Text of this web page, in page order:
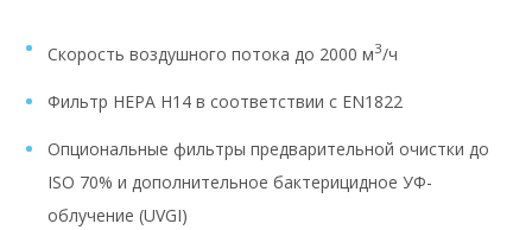
Скорость воздушного потока до 2000 м3/ч
Фильтр HEPA H14 в соответствии с EN1822
Опциональные фильтры предварительной очистки до
ISO 70% и дополнительное бактерицидное УФ-
облучение (UVGI)